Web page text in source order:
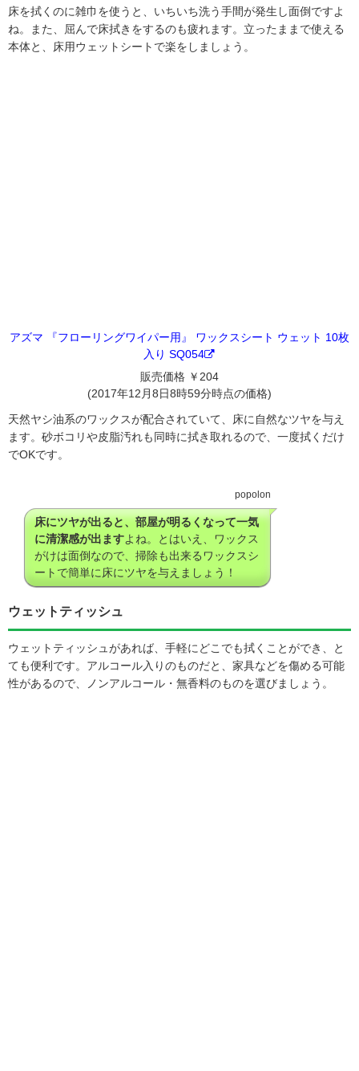
床を拭くのに雑巾を使うと、いちいち洗う手間が発生し面倒ですよ
ね。また、屈んで床拭きをするのも疲れます。立ったままで使える
本体と、床用ウェットシートで楽をしましょう。
アズマ 『フローリングワイパー用』 ワックスシート ウェット 10枚
入り SQ054
販売価格 ￥204
(2017年12月8日8時59分時点の価格)
天然ヤシ油系のワックスが配合されていて、床に自然なツヤを与え
ます。砂ボコリや皮脂汚れも同時に拭き取れるので、一度拭くだけ
でOKです。
popolon
床にツヤが出ると、部屋が明るくなって一気
に清潔感が出ますよね。とはいえ、ワックス
がけは面倒なので、掃除も出来るワックスシ
ートで簡単に床にツヤを与えましょう！
ウェットティッシュ
ウェットティッシュがあれば、手軽にどこでも拭くことができ、と
ても便利です。アルコール入りのものだと、家具などを傷める可能
性があるので、ノンアルコール・無香料のものを選びましょう。